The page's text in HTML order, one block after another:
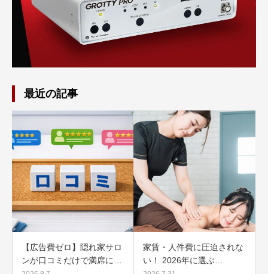
最近の記事
【広告費ゼロ】隠れ家サロ
ンが口コミだけで満席に…
家賃・人件費に圧迫されな
い！ 2026年に選ぶ…